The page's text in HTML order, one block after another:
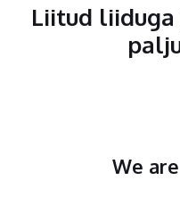
Liitud liiduga
We